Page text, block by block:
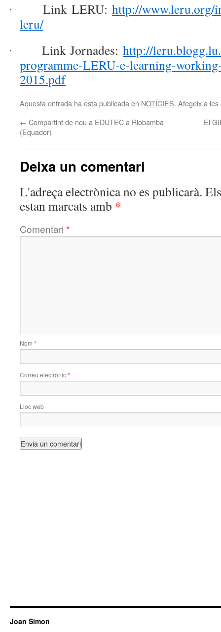
· Link LERU:http://www.leru.org/
leru/
· Link Jornades:http://
programme-LERU-e-learning-
2015.pdf
Aquesta entrada ha esta publicada en NOTÍCIES. Afegeix a
← Compartint de nou a EDUTEC a Riobamba
(Equador)
El
Deixa un comentari
L'adreça electrònica no es publicarà.
estan marcats amb *
Comentari *
Nom *
Correu electrònic*
Lloc web
Joan Simon